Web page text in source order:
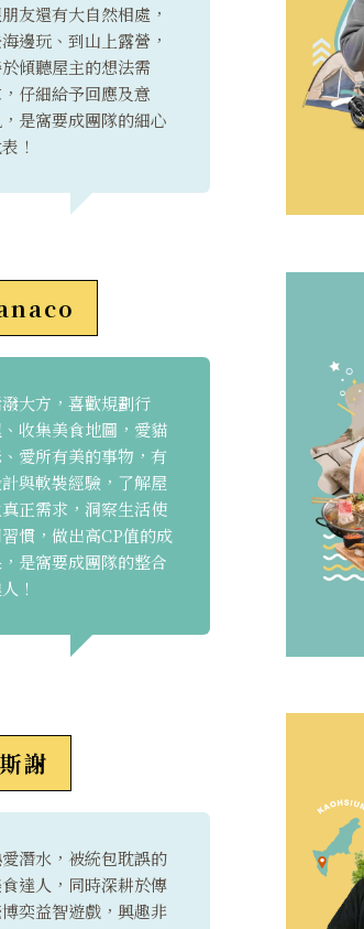
友還有大自然相處，
邊玩、到山上露營，
傾聽屋主的想法需
仔細給予回應及意
是窩要成團隊的細心
！
大方，喜歡規劃行
收集美食地圖，愛貓
愛所有美的事物，有
與軟裝經驗，了解屋
正需求，洞察生活使
慣，做出高CP值的成
是窩要成團隊的整合
！
謝
潛水，被統包耽誤的
達人，同時深耕於傳
奕益智遊戲，興趣非